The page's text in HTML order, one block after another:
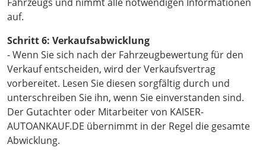
Fahrzeugs und nimmt alle notwendigen Informationen
auf.
Schritt 6: Verkaufsabwicklung
- Wenn Sie sich nach der Fahrzeugbewertung für den
Verkauf entscheiden, wird der Verkaufsvertrag
vorbereitet. Lesen Sie diesen sorgfältig durch und
unterschreiben Sie ihn, wenn Sie einverstanden sind.
Der Gutachter oder Mitarbeiter von KAISER-
AUTOANKAUF.DE übernimmt in der Regel die gesamte
Abwicklung.